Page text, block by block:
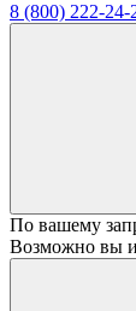
8 (800) 222-24-
По вашему
Возможно вы